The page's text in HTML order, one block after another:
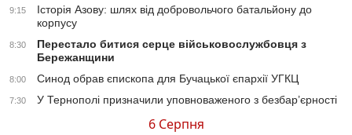
9:15
Історія Азову: шлях від добровольчого батальйону до
корпусу
8:30
Перестало битися серце військовослужбовця з
Бережанщини
8:00 Синод обрав єпископа для Бучацької єпархії УГКЦ
7:30 У Тернополі призначили уповноваженого з безбар’єрності
6 Серпня